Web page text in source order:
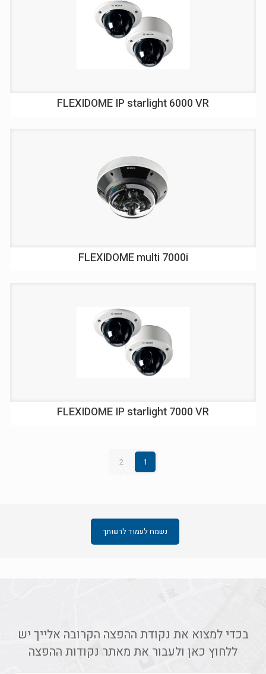
FLEXIDOME IP starlight 6000 VR
FLEXIDOME multi 7000i
FLEXIDOME IP starlight 7000 VR
1
2
נשמח לעמוד לרשותך
בכדי למצוא את נקודת ההפצה הקרובה אלייך יש
ללחוץ כאן ולעבור את מאתר נקודות ההפצה